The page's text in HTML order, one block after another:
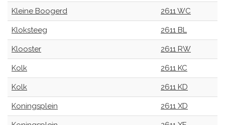
Kleine Boogerd 2611 WC
Kloksteeg 2611 BL
Klooster 2611 RW
Kolk 2611 KC
Kolk 2611 KD
Koningsplein 2611 XD